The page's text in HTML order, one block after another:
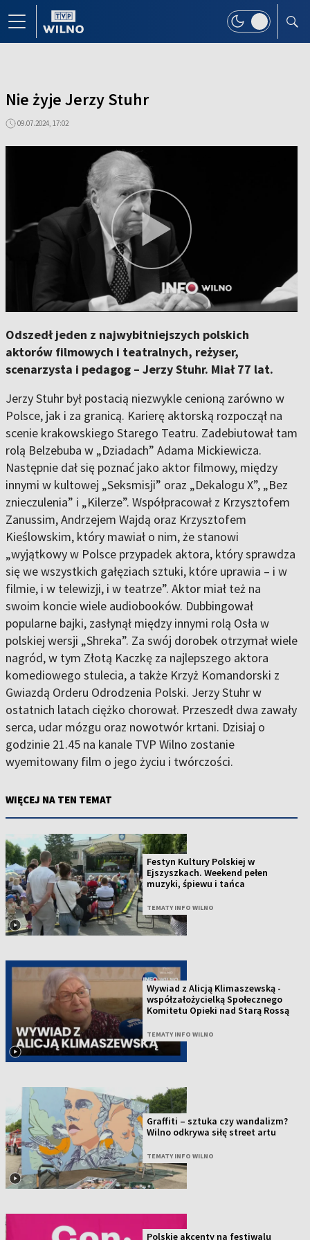
Nie żyje Jerzy Stuhr
09.07.2024, 17:02
Odszedł jeden z najwybitniejszych polskich
aktorów filmowych i teatralnych, reżyser,
scenarzysta i pedagog – Jerzy Stuhr. Miał 77 lat.
Jerzy Stuhr był postacią niezwykle cenioną zarówno w
Polsce, jak i za granicą. Karierę aktorską rozpoczął na
scenie krakowskiego Starego Teatru. Zadebiutował tam
rolą Belzebuba w „Dziadach” Adama Mickiewicza.
Następnie dał się poznać jako aktor filmowy, między
innymi w kultowej „Seksmisji” oraz „Dekalogu X”, „Bez
znieczulenia” i „Kilerze”. Współpracował z Krzysztofem
Zanussim, Andrzejem Wajdą oraz Krzysztofem
Kieślowskim, który mawiał o nim, że stanowi
„wyjątkowy w Polsce przypadek aktora, który sprawdza
się we wszystkich gałęziach sztuki, które uprawia – i w
filmie, i w telewizji, i w teatrze”. Aktor miał też na
swoim koncie wiele audiobooków. Dubbingował
popularne bajki, zasłynął między innymi rolą Osła w
polskiej wersji „Shreka”. Za swój dorobek otrzymał wiele
nagród, w tym Złotą Kaczkę za najlepszego aktora
komediowego stulecia, a także Krzyż Komandorski z
Gwiazdą Orderu Odrodzenia Polski. Jerzy Stuhr w
ostatnich latach ciężko chorował. Przeszedł dwa zawały
serca, udar mózgu oraz nowotwór krtani. Dzisiaj o
godzinie 21.45 na kanale TVP Wilno zostanie
wyemitowany film o jego życiu i twórczości.
WIĘCEJ NA TEN TEMAT
Festyn Kultury Polskiej w
Ejszyszkach. Weekend pełen
muzyki, śpiewu i tańca
TEMATY INFO WILNO
Wywiad z Alicją Klimaszewską -
współzałożycielką Społecznego
Komitetu Opieki nad Starą Rossą
TEMATY INFO WILNO
Graffiti – sztuka czy wandalizm?
Wilno odkrywa siłę street artu
TEMATY INFO WILNO
Polskie akcenty na festiwalu